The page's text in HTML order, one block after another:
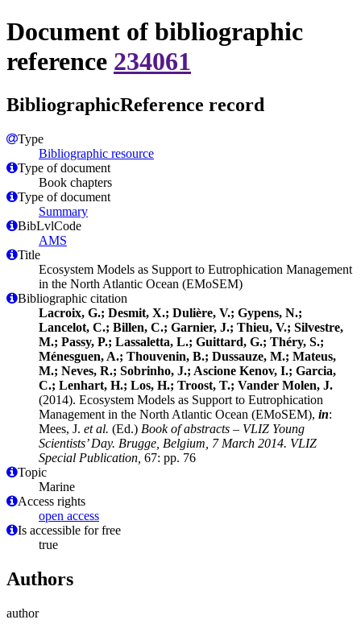
Document of bibliographic
reference 234061
BibliographicReference record
Type
Bibliographic resource
Type of document
Book chapters
Type of document
Summary
BibLvlCode
AMS
Title
Ecosystem Models as Support to Eutrophication Management
in the North Atlantic Ocean (EMoSEM)
Bibliographic citation
Lacroix, G.; Desmit, X.; Dulière, V.; Gypens, N.;
Lancelot, C.; Billen, C.; Garnier, J.; Thieu, V.; Silvestre,
M.; Passy, P.; Lassaletta, L.; Guittard, G.; Théry, S.;
Ménesguen, A.; Thouvenin, B.; Dussauze, M.; Mateus,
M.; Neves, R.; Sobrinho, J.; Ascione Kenov, I.; Garcia,
C.; Lenhart, H.; Los, H.; Troost, T.; Vander Molen, J.
(2014). Ecosystem Models as Support to Eutrophication
Management in the North Atlantic Ocean (EMoSEM), in:
Mees, J. et al. (Ed.) Book of abstracts – VLIZ Young
Scientists’ Day. Brugge, Belgium, 7 March 2014. VLIZ
Special Publication, 67: pp. 76
Topic
Marine
Access rights
open access
Is accessible for free
true
Authors
author